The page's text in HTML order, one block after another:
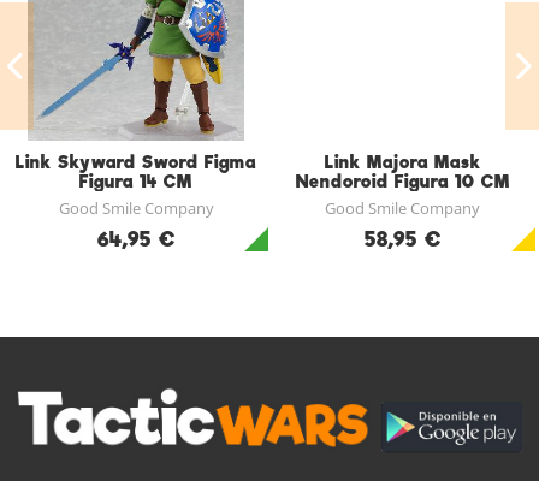
Link Skyward Sword Figma
Figura 14 CM
Good Smile Company
64,95 €
Link Majora Mask
Nendoroid Figura 10 CM
The Legend Of Zelda:
Majora Mask 3D
Good Smile Company
58,95 €